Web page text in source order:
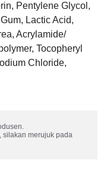
Pentylene Glycol,
Lactic Acid,
Acrylamide/​
Tocopheryl
Chloride,
silakan merujuk pada